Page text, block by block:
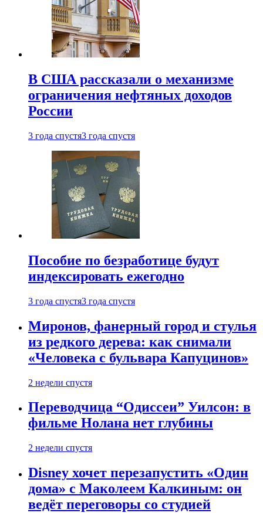
В США рассказали о механизме
ограничения нефтяных доходов
России
3 года спустя3 года спустя
Пособие по безработице будут
индексировать ежегодно
3 года спустя3 года спустя
Миронов, фанерный город и стулья
из редкого дерева: как снимали
«Человека с бульвара Капуцинов»
2 недели спустя
Переводчица “Одиссеи” Уилсон: в
фильме Нолана нет глубины
2 недели спустя
Disney хочет перезапустить «Один
дома» с Маколеем Калкиным: он
ведёт переговоры со студией